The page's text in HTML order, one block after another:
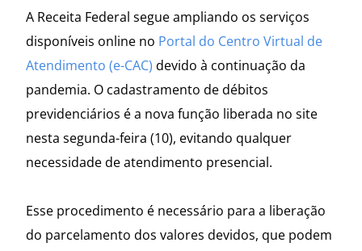
A Receita Federal segue ampliando os serviços
disponíveis online no Portal do Centro Virtual de
Atendimento (e-CAC) devido à continuação da
pandemia. O cadastramento de débitos
previdenciários é a nova função liberada no site
nesta segunda-feira (10), evitando qualquer
necessidade de atendimento presencial.
Esse procedimento é necessário para a liberação
do parcelamento dos valores devidos, que podem